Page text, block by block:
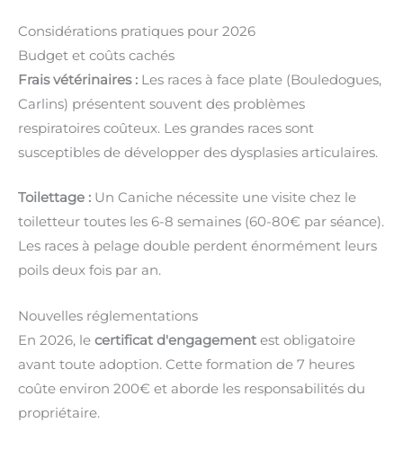
Considérations pratiques pour 2026
Budget et coûts cachés
Frais vétérinaires : Les races à face plate (Bouledogues,
Carlins) présentent souvent des problèmes
respiratoires coûteux. Les grandes races sont
susceptibles de développer des dysplasies articulaires.
Toilettage : Un Caniche nécessite une visite chez le
toiletteur toutes les 6-8 semaines (60-80€ par séance).
Les races à pelage double perdent énormément leurs
poils deux fois par an.
Nouvelles réglementations
En 2026, le certificat d'engagement est obligatoire
avant toute adoption. Cette formation de 7 heures
coûte environ 200€ et aborde les responsabilités du
propriétaire.